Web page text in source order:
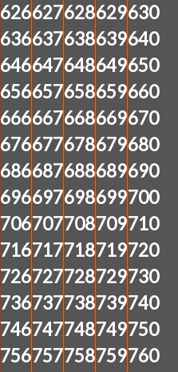
626627628629630
636637638639640
646647648649650
656657658659660
666667668669670
676677678679680
686687688689690
696697698699700
706707708709710
716717718719720
726727728729730
736737738739740
746747748749750
756757758759760